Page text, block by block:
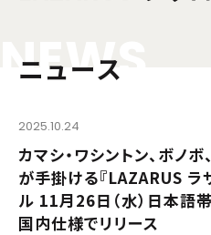
NEWS
ニュース
2025.10.24
カマシ・ワシントン、ボノ
が手掛ける『LAZARUS ラ
ル 11月26日（水）日本語
国内仕様でリリース